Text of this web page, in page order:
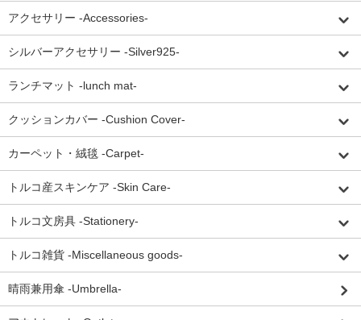
アクセサリー -Accessories-
シルバーアクセサリー -Silver925-
ランチマット -lunch mat-
クッションカバー -Cushion Cover-
カーペット・絨毯 -Carpet-
トルコ産スキンケア -Skin Care-
トルコ文房具 -Stationery-
トルコ雑貨 -Miscellaneous goods-
晴雨兼用傘 -Umbrella-